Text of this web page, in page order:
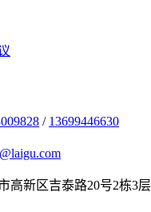
/ 13699446630
高新区吉泰路20号2栋3层